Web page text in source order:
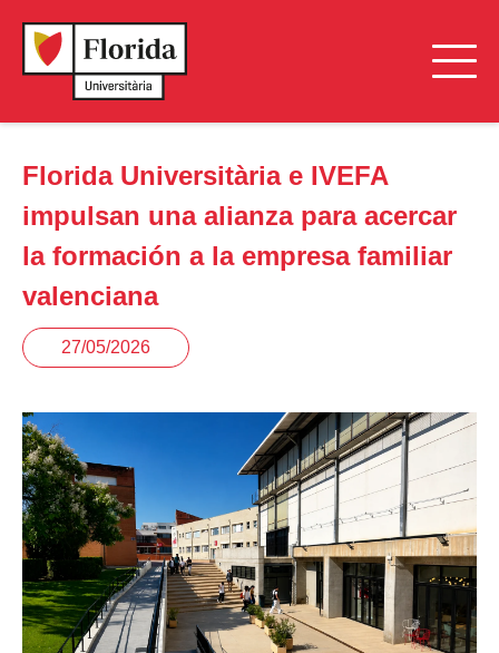
Florida Universitària e IVEFA
impulsan una alianza para acercar
la formación a la empresa familiar
valenciana
27/05/2026